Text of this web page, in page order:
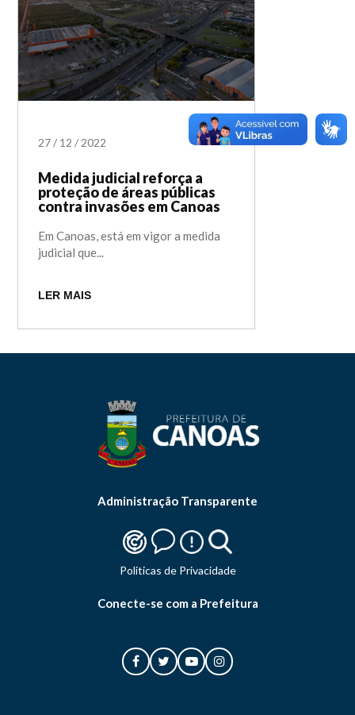
27 / 12 /2022
Medida judicial reforça a
proteção de áreas públicas
contra invasões em Canoas
Em Canoas, está em vigor a medida
judicial que...
LER MAIS
Administração Transparente
Politicas de Privacidade
Conecte-se com a Prefeitura